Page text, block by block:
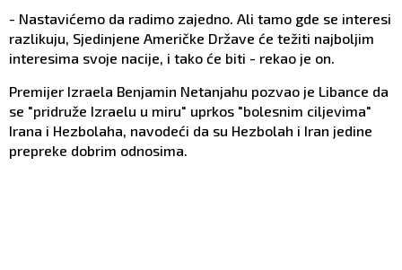
- Nastavićemo da radimo zajedno. Ali tamo gde se interesi
razlikuju, Sjedinjene Američke Države će težiti najboljim
interesima svoje nacije, i tako će biti - rekao je on.
Premijer Izraela Benjamin Netanjahu pozvao je Libance da
se "pridruže Izraelu u miru" uprkos "bolesnim ciljevima"
Irana i Hezbolaha, navodeći da su Hezbolah i Iran jedine
prepreke dobrim odnosima.